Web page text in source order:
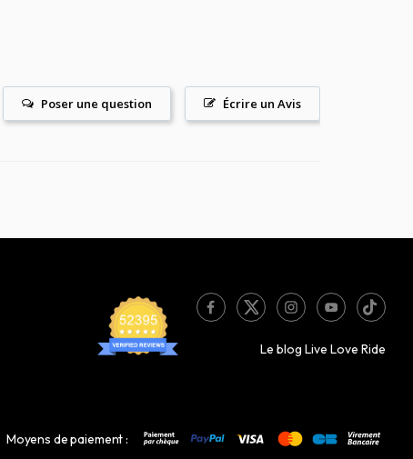
Écrire un Avis
Poser une question
Le blog Live Love Ride
Moyens de paiement :